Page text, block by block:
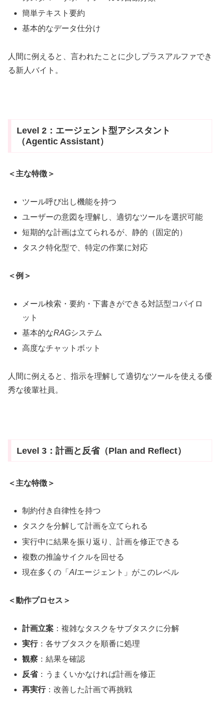
簡単テキスト要約
基本的なデータ仕分け
人間に例えると、言われたことに少しプラスアルファでき
る新人バイト。
Level 2：エージェント型アシスタント
（Agentic Assistant）
＜主な特徴＞
ツール呼び出し機能を持つ
ユーザーの意図を理解し、適切なツールを選択可能
短期的な計画は立てられるが、静的（固定的）
タスク特化型で、特定の作業に対応
＜例＞
メール検索・要約・下書きができる対話型コパイロ
ット
基本的なRAGシステム
高度なチャットボット
人間に例えると、指示を理解して適切なツールを使える優
秀な後輩社員。
Level 3：計画と反省（Plan and Reflect）
＜主な特徴＞
制約付き自律性を持つ
タスクを分解して計画を立てられる
実行中に結果を振り返り、計画を修正できる
複数の推論サイクルを回せる
現在多くの「AIエージェント」がこのレベル
＜動作プロセス＞
計画立案 ：複雑なタスクをサブタスクに分解
実行：各サブタスクを順番に処理
観察 ：結果を確認
反省：うまくいかなければ計画を修正
再実行：改善した計画で再挑戦